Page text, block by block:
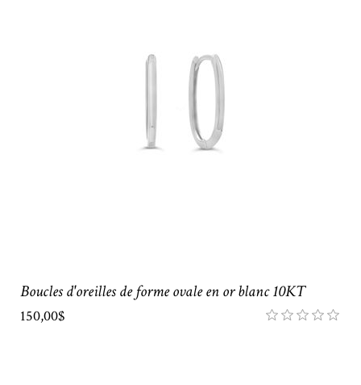
Boucles d'oreilles de forme ovale en or blanc 10KT
150,00$